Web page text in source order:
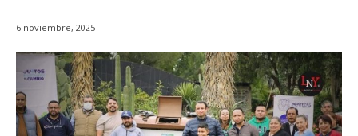
6 noviembre, 2025